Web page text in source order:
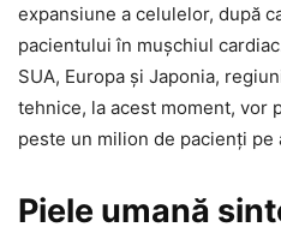
expansiune a celulelor, după
pacientului în muşchiul
SUA, Europa şi Japonia,
tehnice, la acest moment, vor
peste un milion de pacienţi pe
Piele umană